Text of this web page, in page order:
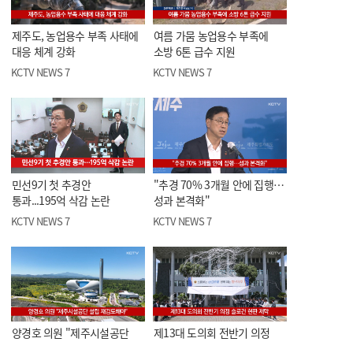
제주도, 농업용수 부족 사태에
대응 체계 강화
KCTV NEWS 7
여름 가뭄 농업용수 부족에
소방 6톤 급수 지원
KCTV NEWS 7
민선9기 첫 추경안
통과...195억 삭감 논란
KCTV NEWS 7
"추경 70% 3개월 안에 집행…
성과 본격화"
KCTV NEWS 7
양경호 의원 "제주시설공단
제13대 도의회 전반기 의정